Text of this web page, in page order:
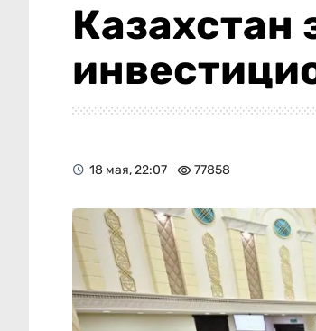
Казахстан
18 мая, 22:07 77858